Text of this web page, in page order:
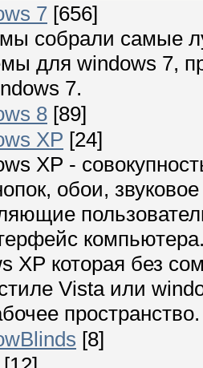
7 [656]
собрали самые
для windows 7,
7.
8 [89]
XP [24]
XP -
обои,
XP которая без
Vista или
пространство.
[8]